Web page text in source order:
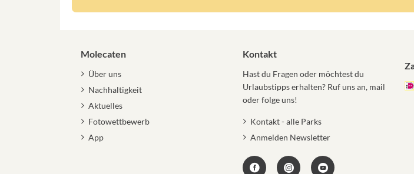
Molecaten
Über uns
Nachhaltigkeit
Aktuelles
Fotowettbewerb
App
Kontakt
Hast du Fragen oder möchtest du
Urlaubstipps erhalten? Ruf uns an, mail
oder folge uns!
Kontakt - alle Parks
Anmelden Newsletter